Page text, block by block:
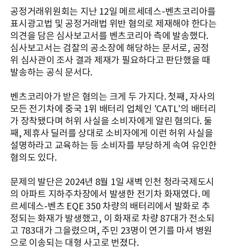
공정거래위원회는 지난 12일 메르세데스-벤츠코리아를
표시광고법 및 공정거래법 위반 혐의로 제재해야 한다는
의견을 담은 심사보고서를 벤츠코리아 측에 발송했다.
심사보고서는 검찰의 공소장에 해당하는 문서로, 공정
위 심사관이 조사 결과 제재가 필요하다고 판단했을 때
발송하는 공식 문서다.
벤츠코리아가 받은 혐의는 크게 두 가지다. 첫째, 자사의
모든 전기차에 중국 1위 배터리 업체인 'CATL'의 배터리
가 장착됐다며 허위 사실을 소비자에게 알린 혐의다. 둘
째, 제휴사 딜러를 상대로 소비자에게 이런 허위 사실을
설명하라고 교육하는 등 소비자를 부당하게 속여 유인한
혐의도 있다.
문제의 발단은 2024년 8월 1일 새벽 인천 청라국제도시
의 아파트 지하주차장에서 발생한 전기차 화재였다. 메
르세데스-벤츠 EQE 350 차량의 배터리에서 발화로 추
정되는 화재가 발생했고, 이 화재로 차량 87대가 전소되
고 783대가 그을렸으며, 주민 23명이 연기를 마셔 병원
으로 이송되는 대형 사고로 번졌다.